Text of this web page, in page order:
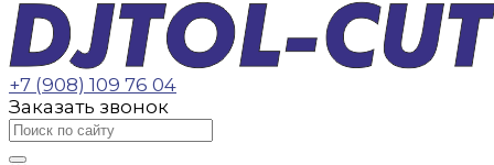
+7 (908) 109 76 04
Заказать звонок